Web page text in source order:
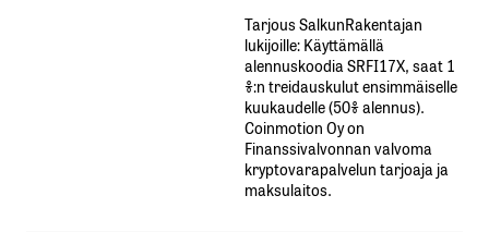
Tarjous SalkunRakentajan
lukijoille: Käyttämällä​ ​
alennuskoodia​ ​SRFI17X,​ ​saat​ ​1
%:n treidauskulut​ ​ensimmäiselle​ ​
kuukaudelle​ ​(50%​ ​alennus).
Coinmotion Oy on
Finanssivalvonnan valvoma
kryptovarapalvelun tarjoaja ja
maksulaitos.